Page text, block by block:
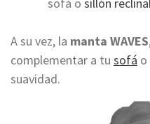
sofá o sillón
A su vez, la manta WAVES
complementar a tu sofá
suavidad.